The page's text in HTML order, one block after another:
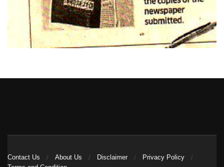
Contact Us About Us Disclaimer
Privacy Policy